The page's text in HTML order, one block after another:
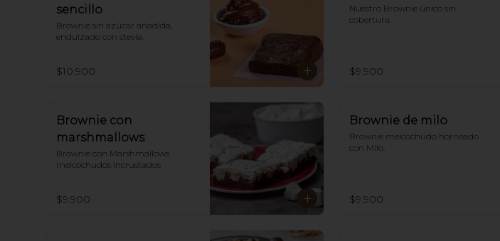
sencillo
Brownie sin azúcar añadida,
endulzado con stevia.
$10.900
Nuestro Brownie único sin
cobertura.
$9.900
Brownie con
marshmallows
Brownie con Marshmallows
melcochudos incrustados
$9.900
Brownie de milo
Brownie melcochudo horneado
con Milo.
$9.900